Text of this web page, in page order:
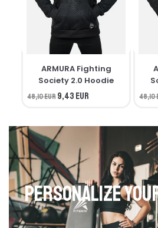
ARMURA Fighting
Society 2.0 Hoodie
48,10 EUR9,43 EUR 48,10
Personalize